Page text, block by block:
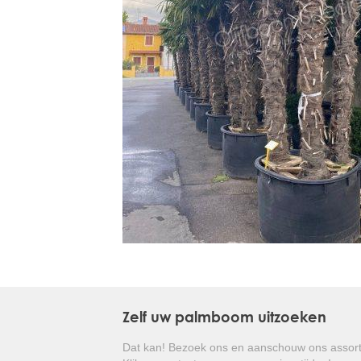
Treesafe
VORSTBESCHERMINGVOORBOMEN.NL
WINTERSCHUTZFUERBAEUME.DE
FROSTPROTECTIONFORTREES.CO.UK
Terracotta
TERRACOTTA.NL
TERRACOTTA.BE
TERRAKOTTA.DE
Zelf uw palmboom uitzoeken
Dat kan! Bezoek ons en aanschouw ons